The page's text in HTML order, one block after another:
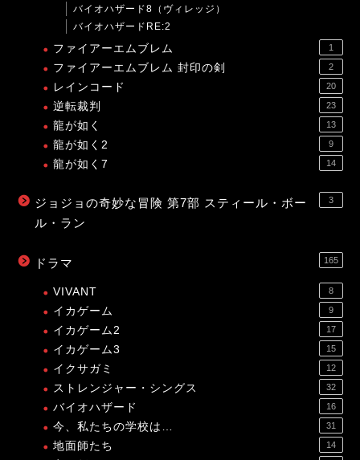
バイオハザード8（ヴィレッジ）
バイオハザードRE:2
ファイアーエムブレム 1
ファイアーエムブレム 封印の剣 2
レインコード 20
逆転裁判 23
龍が如く 13
龍が如く2 9
龍が如く7 14
ジョジョの奇妙な冒険 第7部 スティール・ボー
ル・ラン
3
ドラマ 165
VIVANT 8
イカゲーム 9
イカゲーム2 17
イカゲーム3 15
イクサガミ 12
ストレンジャー・シングス 32
バイオハザード 16
今、私たちの学校は… 31
地面師たち 14